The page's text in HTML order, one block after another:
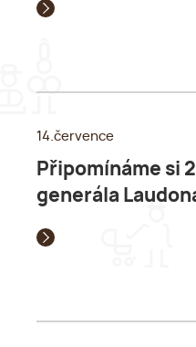
14.července
Připomínáme si
generála